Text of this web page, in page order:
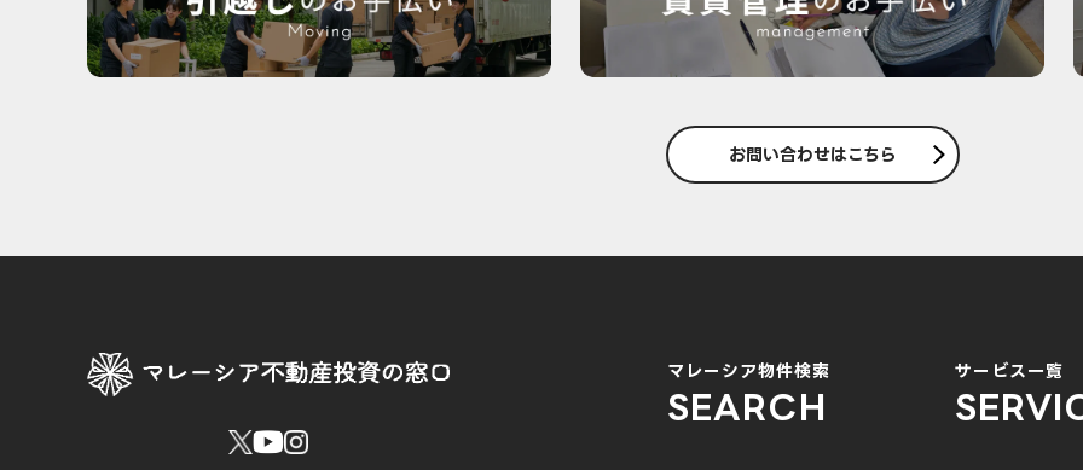
お問い合わせはこちら
マレーシア物件検索
SEARCH
サービス一覧